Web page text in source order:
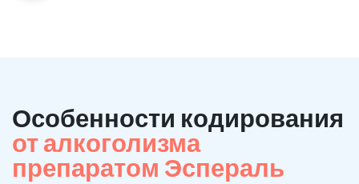
Особенности кодирования
от алкоголизма
препаратом Эспераль